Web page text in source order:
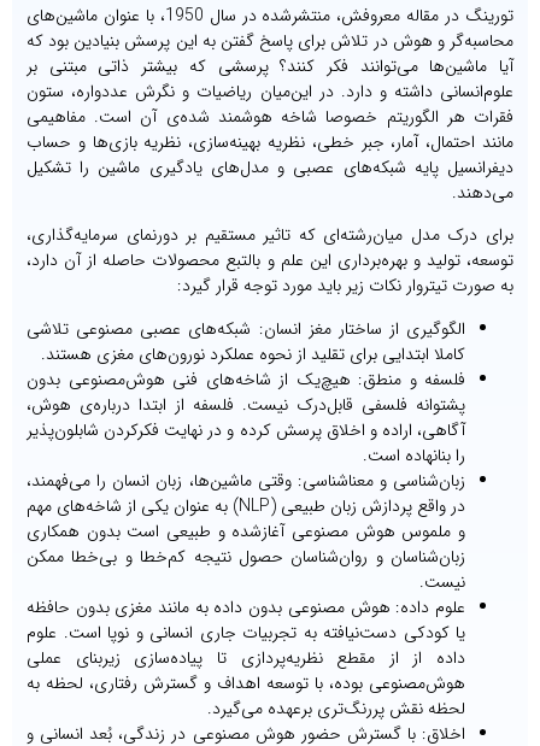
تورینگ در مقاله معروفش، منتشرشده در سال 1950، با عنوان ماشین‌های
محاسبه‌گر و هوش در تلاش برای پاسخ گفتن به این پرسش بنیادین بود که
آیا ماشین‌ها می‌توانند فکر کنند؟ پرسشی که بیشتر ذاتی مبتنی بر
علوم‌انسانی داشته و دارد. در این‌میان ریاضیات و نگرش عددواره، ستون
فقرات هر الگوریتم خصوصا شاخه‌ هوشمند شده‌ی آن است. مفاهیمی
مانند احتمال، آمار، جبر خطی، نظریه‌ بهینه‌سازی، نظریه بازی‌ها و حساب
دیفرانسیل پایه‌ شبکه‌های عصبی و مدل‌های یادگیری ماشین را تشکیل
می‌دهند.
برای درک مدل میان‌رشته‌ای که تاثیر مستقیم بر دورنمای سرمایه‌گذاری،
توسعه، تولید و بهره‌برداری این علم و بالتبع محصولات حاصله از آن دارد،
به صورت تیتروار نکات زیر باید مورد توجه قرار گیرد:
الگوگیری از ساختار مغز انسان: شبکه‌های عصبی مصنوعی تلاشی
کاملا ابتدایی برای تقلید از نحوه‌ عملکرد نورون‌های مغزی هستند.
فلسفه و منطق: هیچ‌یک از شاخه‌های فنی هوش‌مصنوعی بدون
پشتوانه فلسفی قابل‌درک نیست. فلسفه از ابتدا درباره‌ی هوش،
آگاهی، اراده و اخلاق پرسش کرده و در نهایت فکرکردن شابلون‌پذیر
را بنانهاده است.
زبان‌شناسی و معناشناسی: وقتی ماشین‌ها، زبان انسان را می‌فهمند،
در واقع پردازش زبان طبیعی (NLP) به عنوان یکی از شاخه‌های مهم
و ملموس هوش مصنوعی آغازشده و طبیعی است بدون همکاری
زبان‌شناسان و روان‌شناسان حصول نتیجه کم‌خطا و بی‌خطا ممکن
نیست.
علوم داده: هوش مصنوعی بدون داده به مانند مغزی بدون حافظه
یا کودکی دست‌نیافته به تجربیات جاری انسانی و نوپا است. علوم
داده از از مقطع نظریه‌پردازی تا پیاده‌سازی زیربنای عملی
هوش‌مصنوعی بوده، با توسعه اهداف و گسترش رفتاری، لحظه به
لحظه نقش پررنگ‌تری برعهده می‌گیرد.
اخلاق: با گسترش حضور هوش مصنوعی در زندگی، بُعد انسانی و